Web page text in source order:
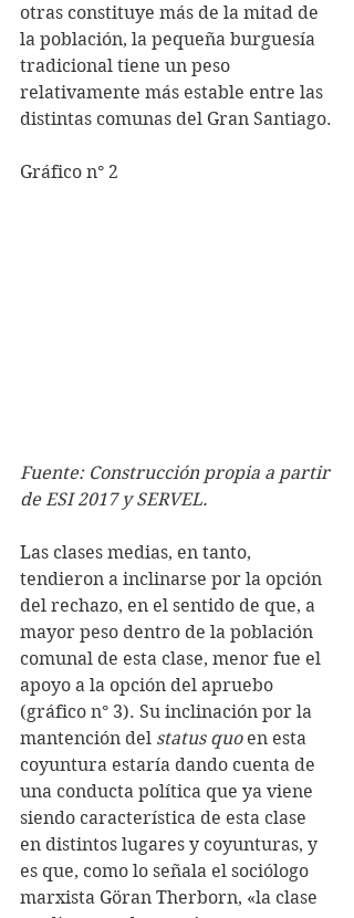
otras constituye más de la mitad de
la población, la pequeña burguesía
tradicional tiene un peso
relativamente más estable entre las
distintas comunas del Gran Santiago.
Gráfico n° 2
Fuente: Construcción propia a partir
de ESI 2017 y SERVEL.
Las clases medias, en tanto,
tendieron a inclinarse por la opción
del rechazo, en el sentido de que, a
mayor peso dentro de la población
comunal de esta clase, menor fue el
apoyo a la opción del apruebo
(gráfico n° 3). Su inclinación por la
mantención del status quo en esta
coyuntura estaría dando cuenta de
una conducta política que ya viene
siendo característica de esta clase
en distintos lugares y coyunturas, y
es que, como lo señala el sociólogo
marxista Göran Therborn, «la clase